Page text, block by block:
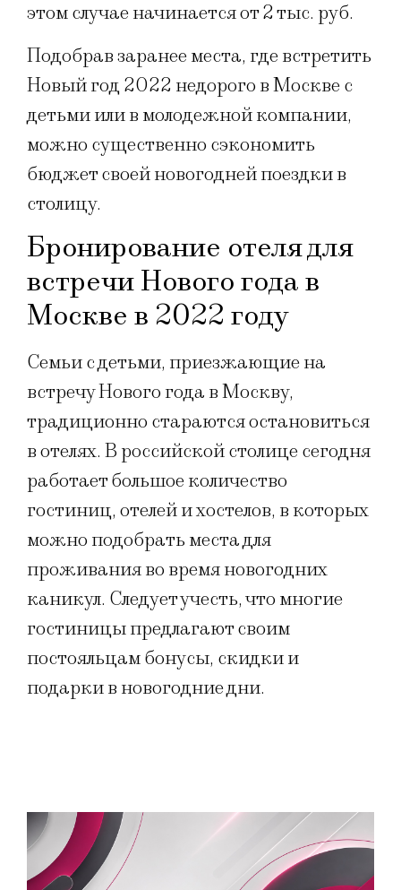
этом случае начинается от 2 тыс. руб.
Подобрав заранее места, где встретить
Новый год 2022 недорого в Москве с
детьми или в молодежной компании,
можно существенно сэкономить
бюджет своей новогодней поездки в
столицу.
Бронирование отеля для
встречи Нового года в
Москве в 2022 году
Семьи с детьми, приезжающие на
встречу Нового года в Москву,
традиционно стараются остановиться
в отелях. В российской столице сегодня
работает большое количество
гостиниц, отелей и хостелов, в которых
можно подобрать места для
проживания во время новогодних
каникул. Следует учесть, что многие
гостиницы предлагают своим
постояльцам бонусы, скидки и
подарки в новогодние дни.